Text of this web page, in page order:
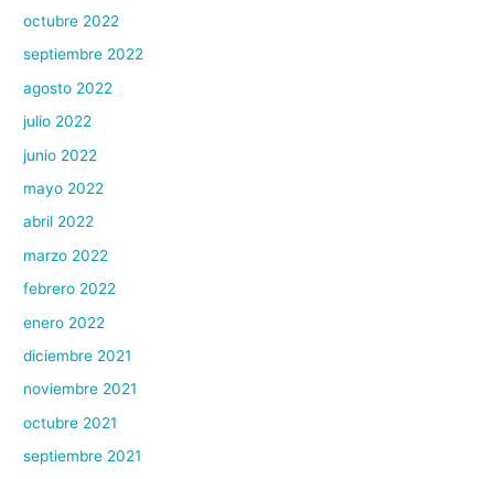
octubre 2022
septiembre 2022
agosto 2022
julio 2022
junio 2022
mayo 2022
abril 2022
marzo 2022
febrero 2022
enero 2022
diciembre 2021
noviembre 2021
octubre 2021
septiembre 2021